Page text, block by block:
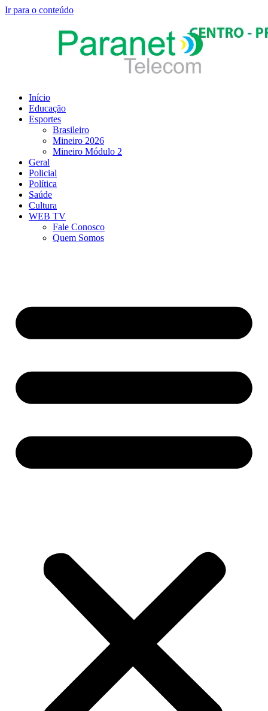
Ir para o conteúdo
Início
Educação
Esportes
Brasileiro
Mineiro 2026
Mineiro Módulo 2
Geral
Policial
Política
Saúde
Cultura
WEB TV
Fale Conosco
Quem Somos